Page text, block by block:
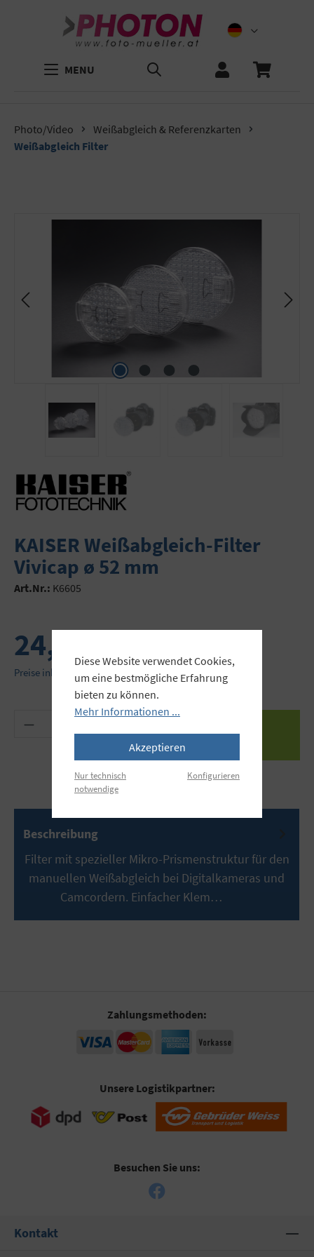
MENU
Photo/Video
Weißabgleich & Referenzkarten
Weißabgleich Filter
Bildergalerie überspringen
KAISER Weißabgleich-Filter
Vivicap ø 52 mm
Art.Nr.: K6605
24,95 €
Preise inkl. MwSt. zzgl. Versandkosten
Produkt Anzahl: Gib den gewünschten Wert
Beschreibung
Filter mit spezieller Mikro-Prismenstruktur für den
manuellen Weißabgleich bei Digitalkameras und
Camcordern. Einfacher Klem…
Zahlungsmethoden:
Unsere Logistikpartner:
Besuchen Sie uns:
Kontakt
Diese Website verwendet Cookies,
um eine bestmögliche Erfahrung
bieten zu können.
Mehr Informationen ...
Akzeptieren
Nur technisch
notwendige
Konfigurieren